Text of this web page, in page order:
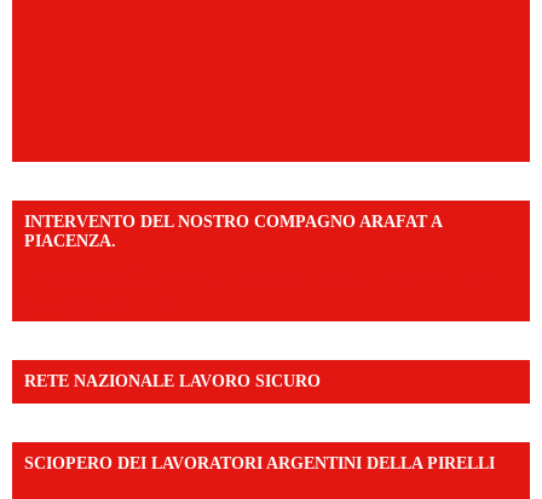
INTERVENTO DEL NOSTRO COMPAGNO ARAFAT A
PIACENZA.
RETE NAZIONALE LAVORO SICURO
SCIOPERO DEI LAVORATORI ARGENTINI DELLA PIRELLI